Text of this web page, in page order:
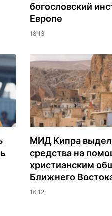
богословский
Европе
18:13
МИД Кипра
средства на
христианским
Ближнего
16:12